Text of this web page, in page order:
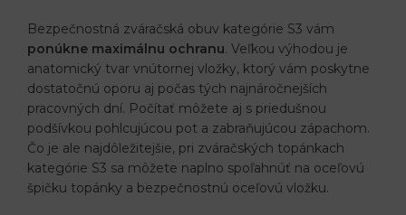
Bezpečnostná zváračská obuv kategórie S3 vám
ponúkne maximálnu ochranu. Veľkou výhodou je
anatomický tvar vnútornej vložky, ktorý vám poskytne
dostatočnú oporu aj počas tých najnáročnejších
pracovných dní. Počítať môžete aj s priedušnou
podšívkou pohlcujúcou pot a zabraňujúcou zápachom.
Čo je ale najdôležitejšie, pri zváračských topánkach
kategórie S3 sa môžete naplno spoľahnúť na oceľovú
špičku topánky a bezpečnostnú oceľovú vložku.